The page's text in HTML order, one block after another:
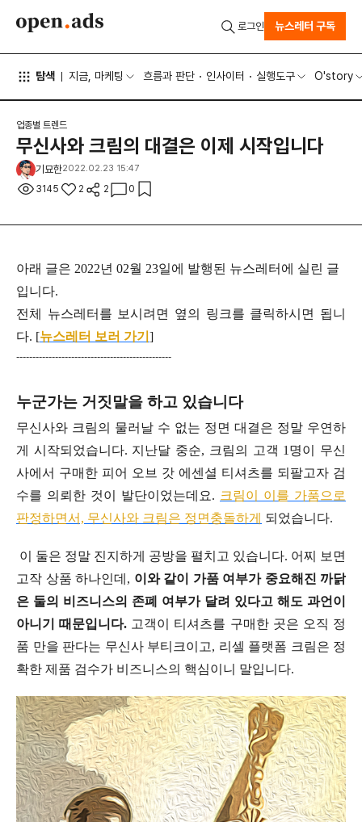
탐색 지금, 마케팅 흐름과 판단 인사이터 실행도구 O'story
로그인 뉴스레터 구독
업종별 트렌드
무신사와 크림의 대결은 이제 시작입니다
기묘한2022.02.23 15:47
3145 2 2 0
아래 글은 2022년 02월 23일에 발행된 뉴스레터에 실린 글
입니다.
전체 뉴스레터를 보시려면 옆의 링크를 클릭하시면 됩니
다. [뉴스레터 보러 가기 ]
------------------------------------------------
누군가는 거짓말을 하고 있습니다
무신사와 크림의 물러날 수 없는 정면 대결은 정말 우연하
게 시작되었습니다. 지난달 중순, 크림의 고객 1명이 무신
사에서 구매한 피어 오브 갓 에센셜 티셔츠를 되팔고자 검
수를 의뢰한 것이 발단이었는데요. 크림이 이를 가품으로
판정하면서, 무신사와 크림은 정면충돌하게 되었습니다.
이 둘은 정말 진지하게 공방을 펼치고 있습니다. 어찌 보면
고작 상품 하나인데, 이와 같이 가품 여부가 중요해진 까닭
은 둘의 비즈니스의 존폐 여부가 달려 있다고 해도 과언이
아니기 때문입니다. 고객이 티셔츠를 구매한 곳은 오직 정
품 만을 판다는 무신사 부티크이고, 리셀 플랫폼 크림은 정
확한 제품 검수가 비즈니스의 핵심이니 말입니다.